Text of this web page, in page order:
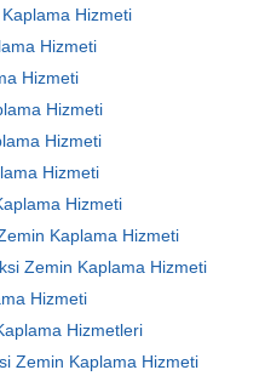
Hizmeti
Hizmeti
Hizmeti
Hizmeti
Hizmeti
Hizmeti
Hizmeti
Kaplama Hizmeti
Zemin Kaplama Hizmeti
Hizmeti
Hizmetleri
Zemin Kaplama Hizmeti